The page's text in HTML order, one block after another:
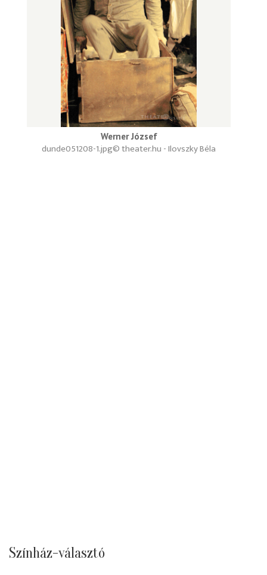
Werner József
© theater.hu - Ilovszky Béla
dunde051208-1.jpg
Színház-választó